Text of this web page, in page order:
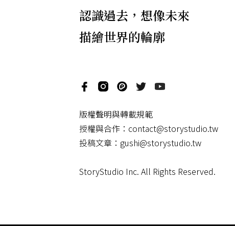
認識過去，想像未來
描繪世界的輪廓
版權聲明與轉載規範
授權與合作： contact@storystudio.tw
投稿文章： gushi@storystudio.tw
StoryStudio Inc. All Rights Reserved.